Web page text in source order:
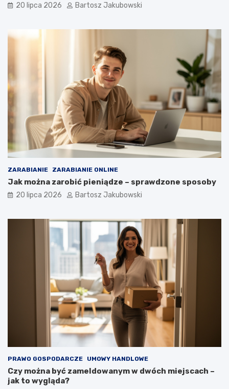
20 lipca 2026 Bartosz Jakubowski
ZARABIANIE ZARABIANIE ONLINE
Jak można zarobić pieniądze – sprawdzone sposoby
20 lipca 2026 Bartosz Jakubowski
PRAWO GOSPODARCZE UMOWY HANDLOWE
Czy można być zameldowanym w dwóch miejscach –
jak to wygląda?